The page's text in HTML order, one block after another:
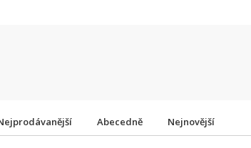
Nejprodávanější Abecedně Nejnovější